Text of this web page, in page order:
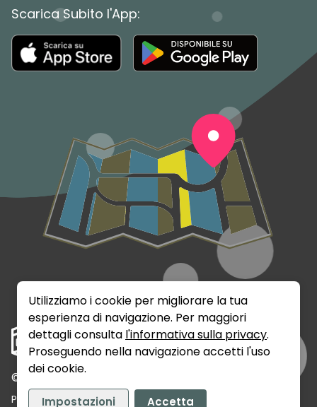
Scarica Subito l'App:
© 2026Rumix Srls - P.IVA: 02141720389
Privacy Termini e Condizioni Contatti
Utilizziamo i cookie per migliorare la tua
esperienza di navigazione. Per maggiori
dettagli consulta l'informativa sulla privacy.
Proseguendo nella navigazione accetti l'uso
dei cookie.
Impostazioni Accetta